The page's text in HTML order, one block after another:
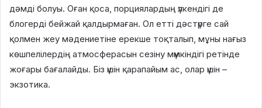
дәмді болуы. Оған қоса, порциялардың үлкендігі де
блогерді бейжай қалдырмаған. Ол етті дәстүрге сай
қолмен жеу мәдениетіне ерекше тоқталып, мұны нағыз
көшпелілердің атмосферасын сезіну мүмкіндігі ретінде
жоғары бағалайды. Біз үшін қарапайым ас, олар үшін –
экзотика.